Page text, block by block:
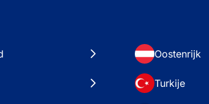
Oostenrijk
Turkije